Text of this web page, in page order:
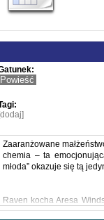
Powieść
[dodaj]
Zaaranżowane
chemia – ta
młoda” okazuje się tą
Raven kocha Aresa
przyjaciółki, bliskiego